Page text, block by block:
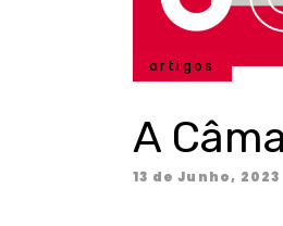
artigos
A
13 de Junho, 2023